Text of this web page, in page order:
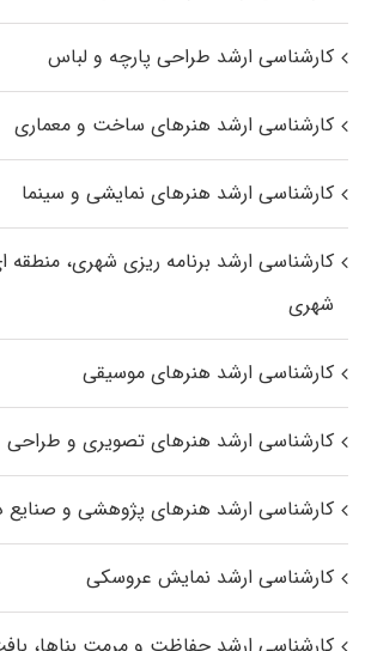
کارشناسی ارشد طراحی پارچه و لباس
کارشناسی ارشد هنرهای ساخت و معماری
کارشناسی ارشد هنرهای نمایشی و سینما
کارشناسی ارشد برنامه ریزی شهری،
شهری
کارشناسی ارشد هنرهای موسیقی
کارشناسی ارشد هنرهای تصویری و طراحی
کارشناسی ارشد هنرهای پژوهشی و
کارشناسی ارشد نمایش عروسکی